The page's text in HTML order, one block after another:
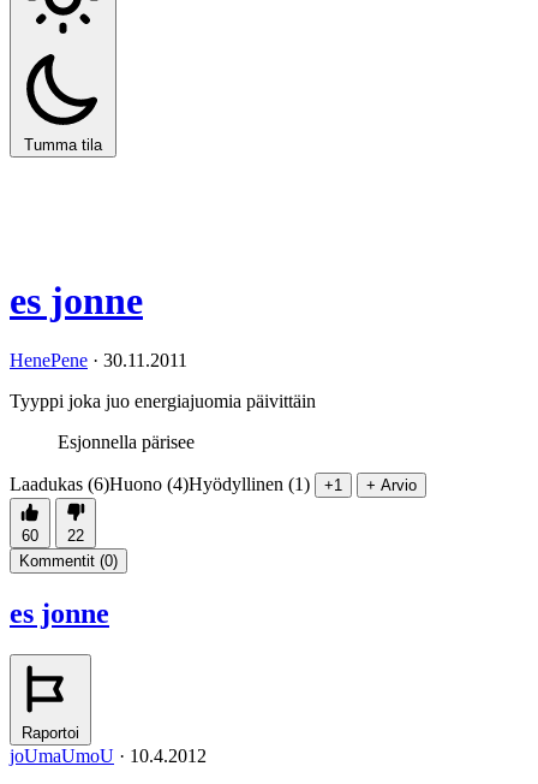
Tumma tila
es jonne
HenePene · 30.11.2011
Tyyppi joka juo energiajuomia päivittäin
Esjonnella pärisee
Laadukas (6)Huono (4)Hyödyllinen (1) +1 + Arvio
60
22
Kommentit (0)
es jonne
Raportoi
joUmaUmoU · 10.4.2012